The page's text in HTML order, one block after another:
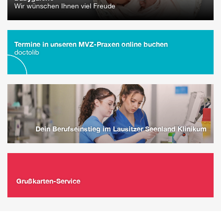
Wir wünschen Ihnen viel Freude
Termine in unseren MVZ-Praxen online buchen
doctolib
Dein Berufseinstieg im Lausitzer Seenland Klinikum
Grußkarten-Service